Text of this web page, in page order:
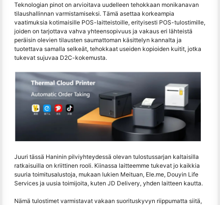
Teknologian pinot on arvioitava uudelleen tehokkaan monikanavan
tilaushallinnan varmistamiseksi. Tämä asettaa korkeampia
vaatimuksia kotimaisille POS-laitteistoille, erityisesti POS-tulostimille,
joiden on tarjottava vahva yhteensopivuus ja vakaus eri lähteistä
peräisin olevien tilausten saumattoman käsittelyn kannalta ja
tuotettava samalla selkeät, tehokkaat useiden kopioiden kuitit, jotka
tukevat sujuvaa D2C-kokemusta.
Juuri tässä Haninin pilviyhteydessä olevan tulostussarjan kaltaisilla
ratkaisuilla on kriittinen rooli. Kiinassa laitteemme tukevat jo kaikkia
suuria toimitusalustoja, mukaan lukien Meituan, Ele.me, Douyin Life
Services ja uusia toimijoita, kuten JD Delivery, yhden laitteen kautta.
Nämä tulostimet varmistavat vakaan suorituskyvyn riippumatta siitä,